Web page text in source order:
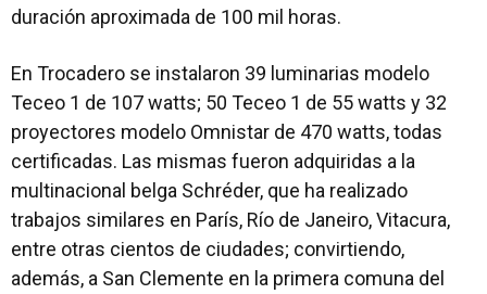
duración aproximada de 100 mil horas.
En Trocadero se instalaron 39 luminarias modelo
Teceo 1 de 107 watts; 50 Teceo 1 de 55 watts y 32
proyectores modelo Omnistar de 470 watts, todas
certificadas. Las mismas fueron adquiridas a la
multinacional belga Schréder, que ha realizado
trabajos similares en París, Río de Janeiro, Vitacura,
entre otras cientos de ciudades; convirtiendo,
además, a San Clemente en la primera comuna del